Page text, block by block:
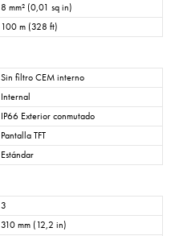
8 mm² (0,01 sq in)
100 m (328 ft)
Sin filtro CEM interno
Internal
IP66 Exterior conmutado
Pantalla TFT
Estándar
3
310 mm (12,2 in)